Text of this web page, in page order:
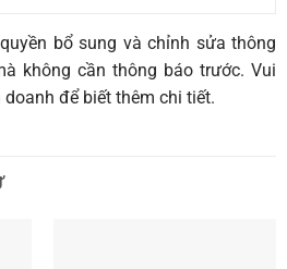
bổ sung và chỉnh sửa thông
không cần thông báo trước. Vui
để biết thêm chi tiết.